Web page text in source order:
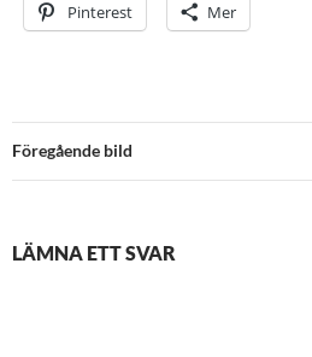
Pinterest Mer
Föregående bild
LÄMNA ETT SVAR